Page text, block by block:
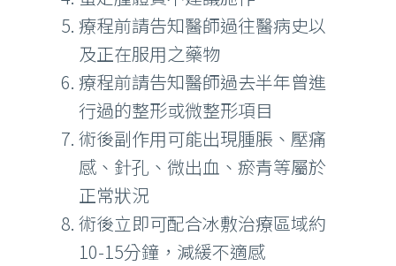
療程前請告知醫師過往醫病史以
及正在服用之藥物
療程前請告知醫師過去半年曾進
行過的整形或微整形項目
術後副作用可能出現腫脹、壓痛
感、針孔、微出血、瘀青等屬於
正常狀況
術後立即可配合冰敷治療區域約
10-15分鐘，減緩不適感